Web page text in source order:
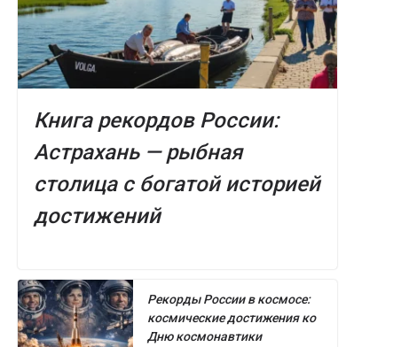
Книга рекордов России:
Астрахань — рыбная
столица с богатой историей
достижений
Рекорды России в космосе:
космические достижения ко
Дню космонавтики